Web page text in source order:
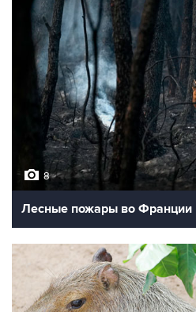
8
Лесные пожары во Франции